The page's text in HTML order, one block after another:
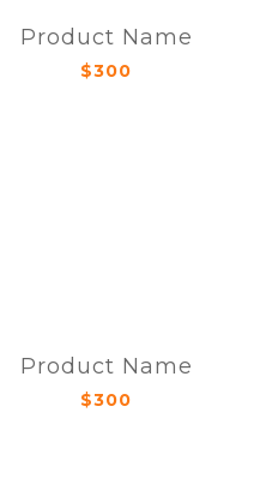
Product Name
$300
Product Name
$300